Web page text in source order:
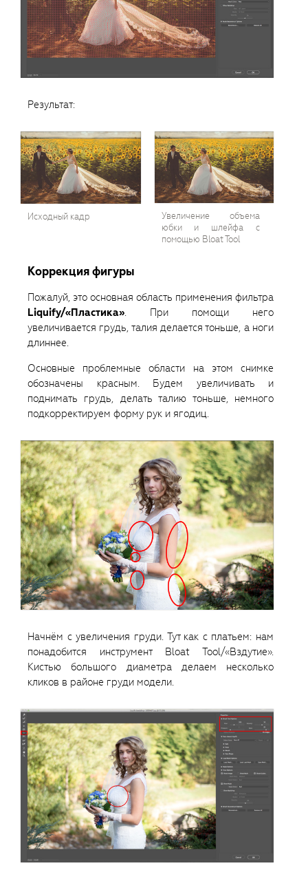
Результат:
Исходный кадр
Увеличение объема
юбки и шлейфа с
помощью Bloat Tool
Коррекция фигуры
Пожалуй, это основная область применения фильтра
Liquify/«Пластика». При помощи него
увеличивается грудь, талия делается тоньше, а ноги
длиннее.
Основные проблемные области на этом снимке
обозначены красным. Будем увеличивать и
поднимать грудь, делать талию тоньше, немного
подкорректируем форму рук и ягодиц.
Начнём с увеличения груди. Тут как с платьем: нам
понадобится инструмент Bloat Tool/«Вздутие».
Кистью большого диаметра делаем несколько
кликов в районе груди модели.